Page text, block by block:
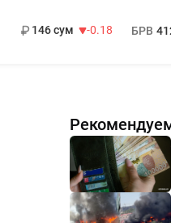
146 сум
-0.18
БРВ